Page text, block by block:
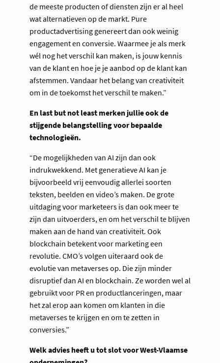
de meeste producten of diensten zijn er al heel
wat alternatieven op de markt. Pure
productadvertising genereert dan ook weinig
engagement en conversie. Waarmee je als merk
wél nog het verschil kan maken, is jouw kennis
van de klant en hoe je je aanbod op de klant kan
afstemmen. Vandaar het belang van creativiteit
om in de toekomst het verschil te maken.”
En last but not least merken jullie ook de
stijgende belangstelling voor bepaalde
technologieën.
“De mogelijkheden van AI zijn dan ook
indrukwekkend. Met generatieve AI kan je
bijvoorbeeld vrij eenvoudig allerlei soorten
teksten, beelden en video’s maken. De grote
uitdaging voor marketeers is dan ook meer te
zijn dan uitvoerders, en om het verschil te blijven
maken aan de hand van creativiteit. Ook
blockchain betekent voor marketing een
revolutie. CMO’s volgen uiteraard ook de
evolutie van metaverses op. Die zijn minder
disruptief dan AI en blockchain. Ze worden wel al
gebruikt voor PR en productlanceringen, maar
het zal erop aan komen om klanten in die
metaverses te krijgen en om te zetten in
conversies.”
Welk advies heeft u tot slot voor West-Vlaamse